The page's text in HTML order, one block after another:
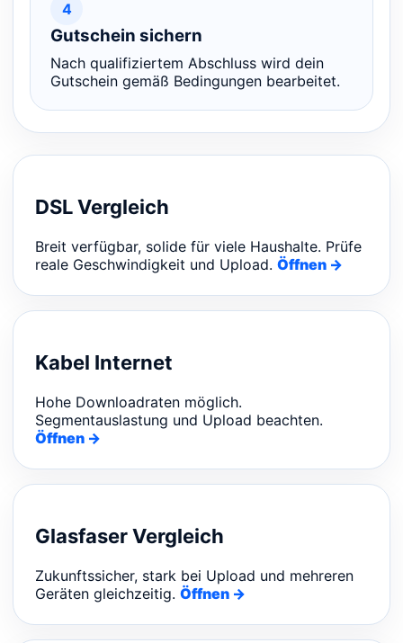
4
Gutschein sichern
Nach qualifiziertem Abschluss wird dein
Gutschein gemäß Bedingungen bearbeitet.
DSL Vergleich
Breit verfügbar, solide für viele Haushalte. Prüfe
reale Geschwindigkeit und Upload. Öffnen →
Kabel Internet
Hohe Downloadraten möglich.
Segmentauslastung und Upload beachten.
Öffnen →
Glasfaser Vergleich
Zukunftssicher, stark bei Upload und mehreren
Geräten gleichzeitig. Öffnen →